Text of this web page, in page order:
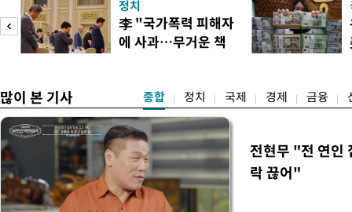
심판 성 접대 파문까지 파
돌이킬 수 없는 지경까지
홍명보 전 감독을 국가대
정치
李 "국가폭력 피해자
에 사과…무거운 책
많이 본 기사 종합 정치 국제 경제 금융
전현무 "전 연인
락 끊어"